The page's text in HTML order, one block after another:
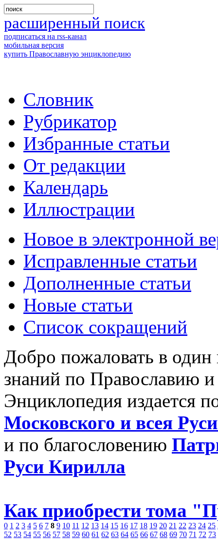
расширенный поиск
подписаться на rss-канал
мобильная версия
купить Православную энциклопедию
Словник
Рубрикатор
Избранные статьи
От редакции
Календарь
Иллюстрации
Новое в электронной
Исправленные статьи
Дополненные статьи
Новые статьи
Список сокращений
Добро пожаловать в
знаний по Православию
Энциклопедия издается
Московского и всея
и по благословению
Руси Кирилла
Как приобрести тома
0 1 2 3 4 5 6 7 8 9 10 11 12 13 14 15 16 17 18 19 20 21 22 23 24 25
52 53 54 55 56 57 58 59 60 61 62 63 64 65 66 67 68 69 70 71 72 73